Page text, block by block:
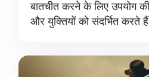
बातचीत करने के लिए उपयोग की
और युक्तियों को संदर्भित करते